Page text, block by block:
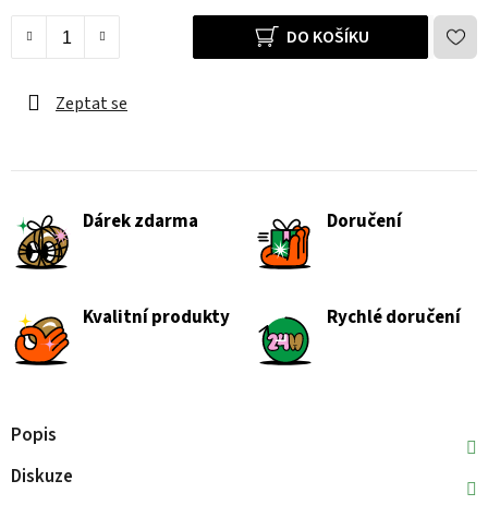
DO KOŠÍKU
Zeptat se
Dárek zdarma Doručení
Kvalitní produkty Rychlé doručení
Popis
Diskuze